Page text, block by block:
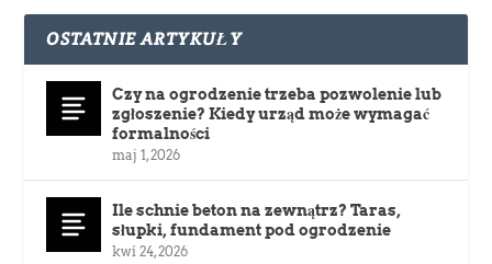
OSTATNIE ARTYKUŁY
Czy na ogrodzenie trzeba pozwolenie lub
zgłoszenie? Kiedy urząd może wymagać
formalności
maj 1, 2026
Ile schnie beton na zewnątrz? Taras,
słupki, fundament pod ogrodzenie
kwi 24, 2026